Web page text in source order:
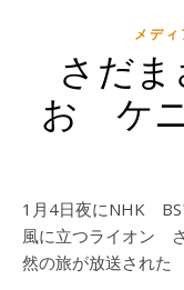
メデ
さだ
お ケ
1月4日夜にNHK BS
風に立つライオン
然の旅が放送された